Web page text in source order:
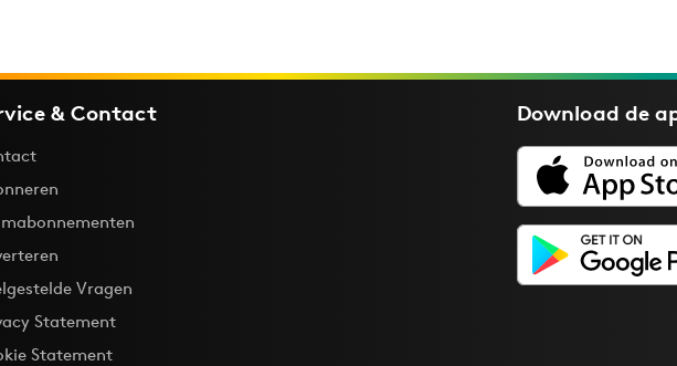
& Contact
Vragen
Statement
Statement
Download de